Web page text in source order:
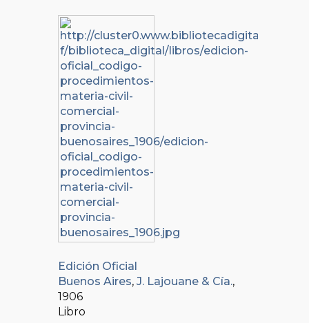
Edición Oficial
Buenos Aires, J. Lajouane & Cía.,
1906
Libro